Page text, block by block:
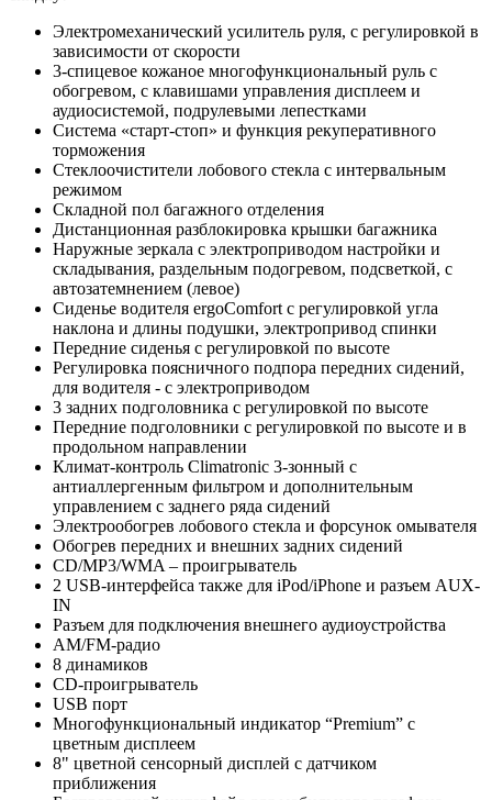
Электромеханический усилитель руля, с регулировкой в
зависимости от скорости
3-спицевое кожаное многофункциональный руль с
обогревом, с клавишами управления дисплеем и
аудиосистемой, подрулевыми лепестками
Система «старт-стоп» и функция рекуперативного
торможения
Стеклоочистители лобового стекла с интервальным
режимом
Складной пол багажного отделения
Дистанционная разблокировка крышки багажника
Наружные зеркала с электроприводом настройки и
складывания, раздельным подогревом, подсветкой, с
автозатемнением (левое)
Сиденье водителя ergoComfort с регулировкой угла
наклона и длины подушки, электропривод спинки
Передние сиденья с регулировкой по высоте
Регулировка поясничного подпора передних сидений,
для водителя - с электроприводом
3 задних подголовника с регулировкой по высоте
Передние подголовники с регулировкой по высоте и в
продольном направлении
Климат-контроль Climatronic 3-зонный с
антиаллергенным фильтром и дополнительным
управлением с заднего ряда сидений
Электрообогрев лобового стекла и форсунок омывателя
Обогрев передних и внешних задних сидений
CD/MP3/WMA – проигрыватель
2 USB-интерфейса также для iPod/iPhone и разъем AUX-
IN
Разъем для подключения внешнего аудиоустройства
AM/FM-радио
8 динамиков
CD-проигрыватель
USB порт
Многофункциональный индикатор “Premium” с
цветным дисплеем
8" цветной сенсорный дисплей с датчиком
приближения